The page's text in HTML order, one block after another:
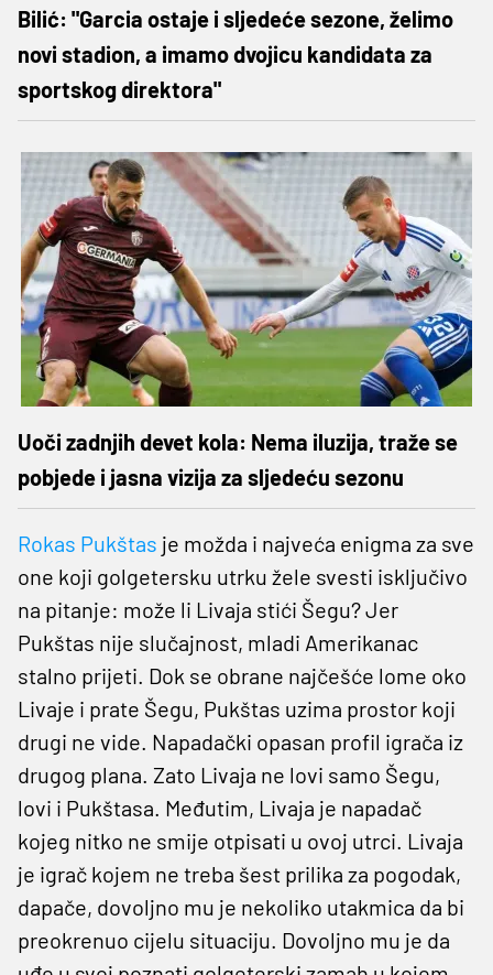
Bilić: "Garcia ostaje i sljedeće sezone, želimo
novi stadion, a imamo dvojicu kandidata za
sportskog direktora"
Uoči zadnjih devet kola: Nema iluzija, traže se
pobjede i jasna vizija za sljedeću sezonu
Rokas Pukštas je možda i najveća enigma za sve
one koji golgetersku utrku žele svesti isključivo
na pitanje: može li Livaja stići Šegu? Jer
Pukštas nije slučajnost, mladi Amerikanac
stalno prijeti. Dok se obrane najčešće lome oko
Livaje i prate Šegu, Pukštas uzima prostor koji
drugi ne vide. Napadački opasan profil igrača iz
drugog plana. Zato Livaja ne lovi samo Šegu,
lovi i Pukštasa. Međutim, Livaja je napadač
kojeg nitko ne smije otpisati u ovoj utrci. Livaja
je igrač kojem ne treba šest prilika za pogodak,
dapače, dovoljno mu je nekoliko utakmica da bi
preokrenuo cijelu situaciju. Dovoljno mu je da